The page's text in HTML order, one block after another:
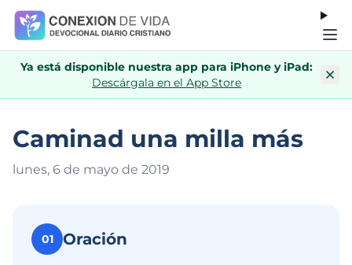
Ya está disponible nuestra app para iPhone y iPad:
Descárgala en el App Store
Caminad una milla más
lunes, 6 de mayo de 2019
01 Oración